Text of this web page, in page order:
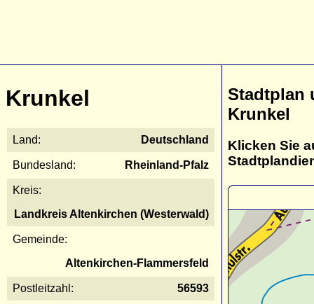
Krunkel
Land: Deutschland
Bundesland: Rheinland-Pfalz
Kreis:
Landkreis Altenkirchen (Westerwald)
Gemeinde:
Altenkirchen-Flammersfeld
Postleitzahl: 56593
Stadtplan
Krunkel
Klicken Sie